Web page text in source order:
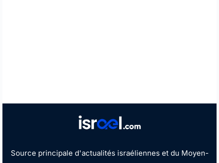
Source principale d'actualités israéliennes et du Moyen-